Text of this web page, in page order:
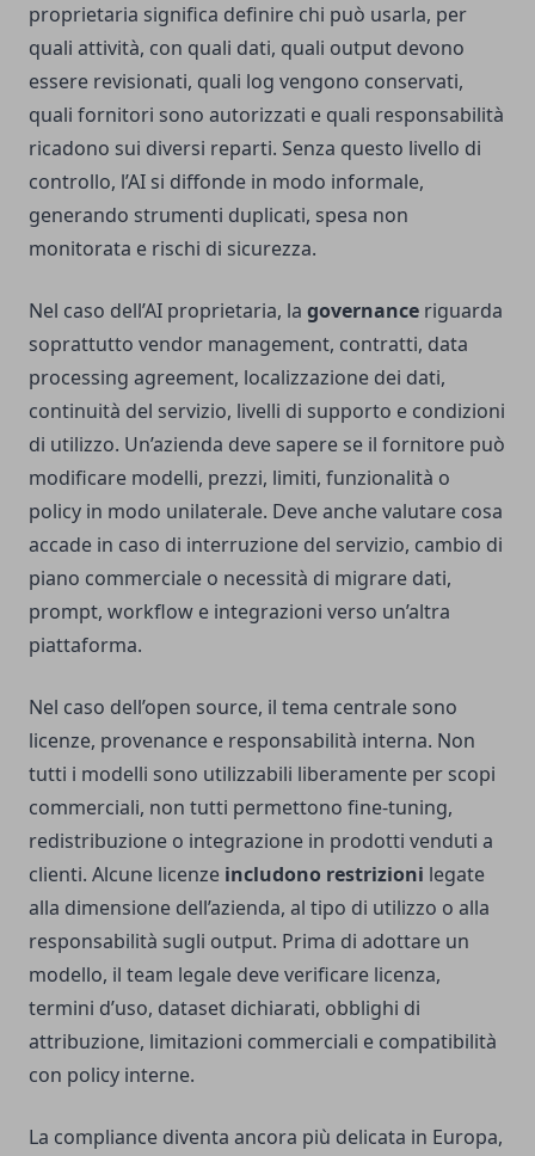
proprietaria significa definire chi può usarla, per
quali attività, con quali dati, quali output devono
essere revisionati, quali log vengono conservati,
quali fornitori sono autorizzati e quali responsabilità
ricadono sui diversi reparti. Senza questo livello di
controllo, l’AI si diffonde in modo informale,
generando strumenti duplicati, spesa non
monitorata e rischi di sicurezza.
Nel caso dell’AI proprietaria, la governance riguarda
soprattutto vendor management, contratti, data
processing agreement, localizzazione dei dati,
continuità del servizio, livelli di supporto e condizioni
di utilizzo. Un’azienda deve sapere se il fornitore può
modificare modelli, prezzi, limiti, funzionalità o
policy in modo unilaterale. Deve anche valutare cosa
accade in caso di interruzione del servizio, cambio di
piano commerciale o necessità di migrare dati,
prompt, workflow e integrazioni verso un’altra
piattaforma.
Nel caso dell’open source, il tema centrale sono
licenze, provenance e responsabilità interna. Non
tutti i modelli sono utilizzabili liberamente per scopi
commerciali, non tutti permettono fine-tuning,
redistribuzione o integrazione in prodotti venduti a
clienti. Alcune licenze includono restrizioni legate
alla dimensione dell’azienda, al tipo di utilizzo o alla
responsabilità sugli output. Prima di adottare un
modello, il team legale deve verificare licenza,
termini d’uso, dataset dichiarati, obblighi di
attribuzione, limitazioni commerciali e compatibilità
con policy interne.
La compliance diventa ancora più delicata in Europa,